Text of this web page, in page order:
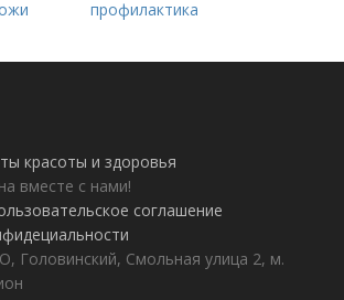
профилактика
красоты и здоровья
вместе с нами!
соглашение
Головинский, Смольная улица 2, м.